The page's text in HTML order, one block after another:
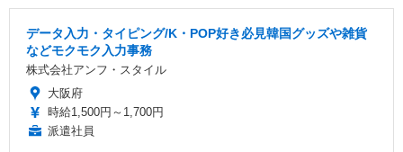
データ入力・タイピング/K・POP好き必見韓国グッズや雑貨
などモクモク入力事務
株式会社アンフ・スタイル
大阪府
時給1,500円～1,700円
派遣社員